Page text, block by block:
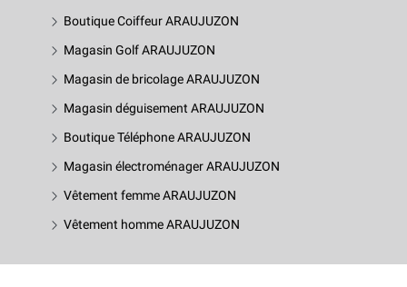
Boutique Coiffeur ARAUJUZON
Magasin Golf ARAUJUZON
Magasin de bricolage ARAUJUZON
Magasin déguisement ARAUJUZON
Boutique Téléphone ARAUJUZON
Magasin électroménager ARAUJUZON
Vêtement femme ARAUJUZON
Vêtement homme ARAUJUZON